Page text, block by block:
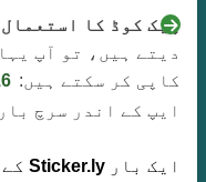
پیک کوڈ کا
دیتے ہیں، تو آپ
کاپی کر سکتے ہیں:
ایپ کے اندر سرچ
ایک بار Sticker.ly